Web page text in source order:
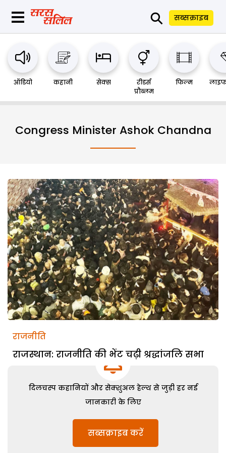
⚲ सब्सक्राइब
ऑडियो कहानी सेक्स
रीडर्स
प्रौब्लम
फिल्म
Congress Minister Ashok Chandna
राजनीति
राजस्थान: राजनीति की भेंट चढ़ी श्रद्धांजलि सभा
दिलचस्प कहानियों और सेक्शुअल हेल्थ से जुड़ी हर नई
जानकारी के लिए
सब्सक्राइब करें